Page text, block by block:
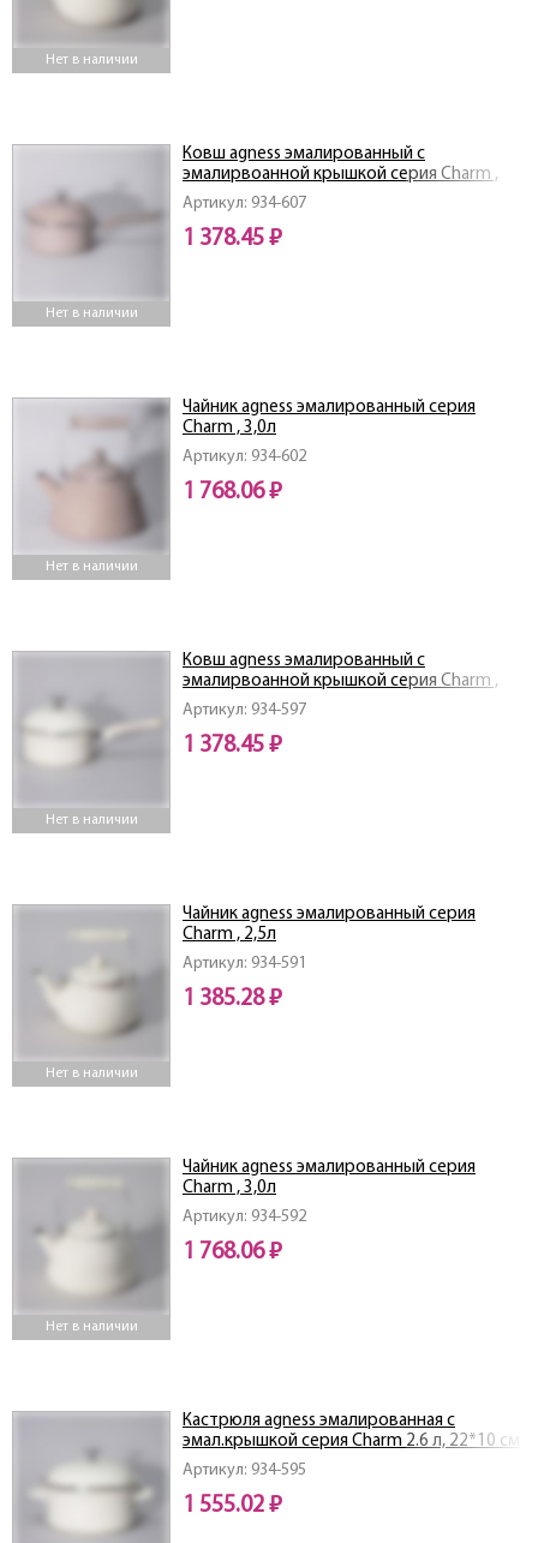
Нет в наличии
Нет в наличии
Артикул: 934-607
Ковш agness эмалированный с
эмалирвоанной крышкой серия Charm ,
1,5л, 18х8см
1 378.45 ₽
Нет в наличии
Артикул: 934-602
Чайник agness эмалированный серия
Charm , 3,0л
1 768.06 ₽
Нет в наличии
Артикул: 934-597
Ковш agness эмалированный с
эмалирвоанной крышкой серия Charm ,
1,5л, 18х8см
1 378.45 ₽
Нет в наличии
Артикул: 934-591
Чайник agness эмалированный серия
Charm , 2,5л
1 385.28 ₽
Нет в наличии
Артикул: 934-592
Чайник agness эмалированный серия
Charm , 3,0л
1 768.06 ₽
Артикул: 934-595
Кастрюля agness эмалированная с
эмал.крышкой серия Charm 2.6 л, 22*10 см
1 555.02 ₽